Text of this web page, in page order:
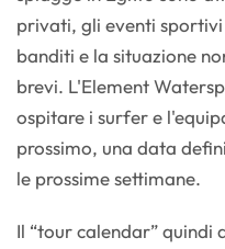
privati, gli eventi
banditi e la situazione
brevi. L'Element
ospitare i surfer e
prossimo, una data
le prossime settimane.
Il “tour calendar” quindi